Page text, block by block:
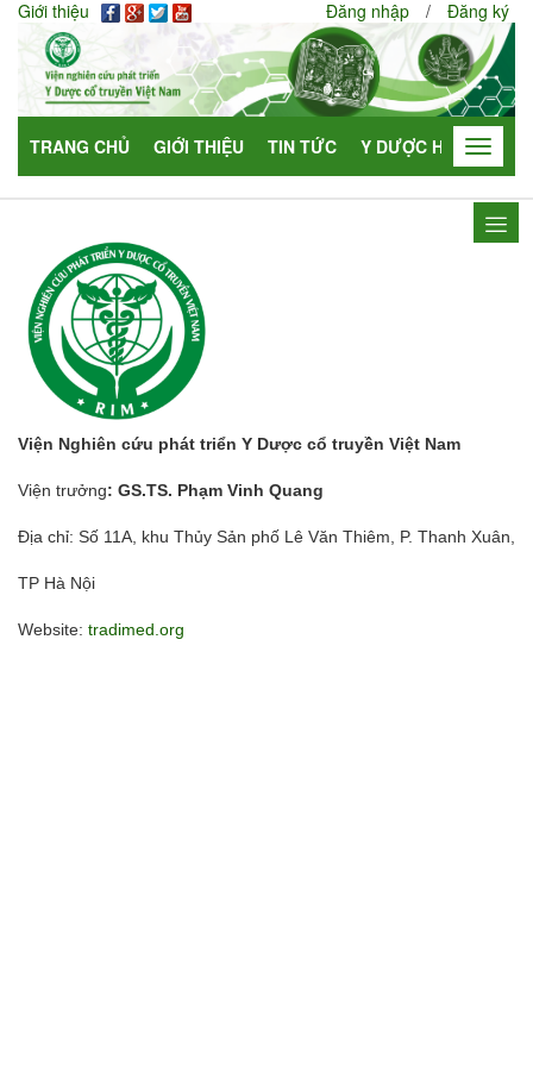
Giới thiệu Đăng nhập / Đăng ký
TRANG CHỦ GIỚI THIỆU TIN TỨC Y DƯỢC HỌC Toggle
Viện Nghiên cứu phát triển Y Dược cổ truyền Việt Nam
Viện trưởng: GS.TS. Phạm Vinh Quang
Địa chỉ: Số 11A, khu Thủy Sản phố Lê Văn Thiêm, P. Thanh Xuân,
TP Hà Nội
Website: tradimed.org